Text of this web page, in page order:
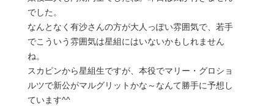
でした。
なんとなく有沙さんの方が大人っぽい雰囲気で、若手
でこういう雰囲気は星組にはいないかもしれません
ね。
スカピンから星組生ですが、本役でマリー・グロショ
ルツで新公がマルグリットかな～なんて勝手に予想し
ています^^